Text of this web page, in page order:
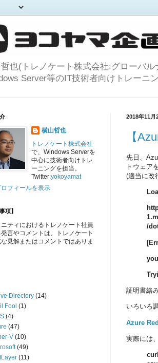
也(トレノケート株式会社:グローバ
Server等のIT技術者向けトレーニ
2018年11月
【
先日、
トウェア
(適当に改
/
証明書絡
いろいろ
Azure
実際には
横山哲也
トレノケート株式会社
で、Windows Serverを
中心に技術者向けトレ
ーニングを担当。
Twitter:yokoyamat
フィールを表示
項】
ティにおけるトレノケート社員
言やコメントは、トレノケート
見解またはコメントではありま
Directory (14)
Fool (1)
(4)
(47)
V (10)
(49)
(11)